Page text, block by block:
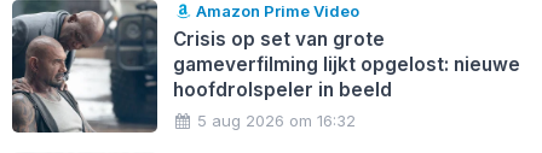
Amazon Prime Video
Crisis op set van grote
gameverfilming lijkt opgelost: nieuwe
hoofdrolspeler in beeld
5 aug 2026 om 16:32